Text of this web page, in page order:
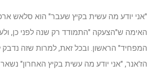
"אני יודע מה עשית בקיץ שעבר" הוא סלאש
האימה ש"הצעקה "התמודד רק שנה לפני כן,
המפחיד" הראשון. ובכל זאת, למרות שזה
הז'אנר, "אני יודע מה עשית בקיץ האחרון"